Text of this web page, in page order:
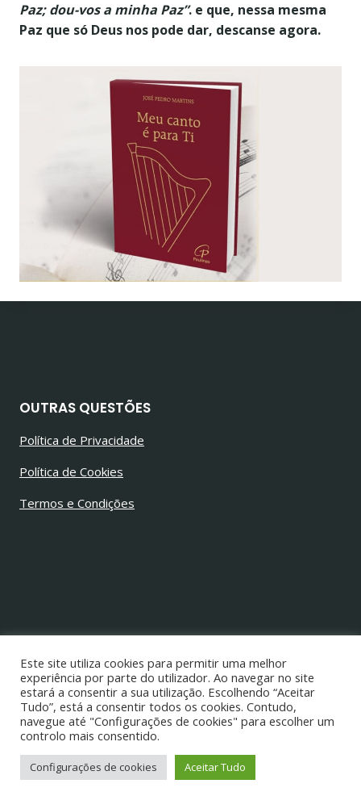
Paz; dou-vos a minha Paz”. e que, nessa mesma
Paz que só Deus nos pode dar, descanse agora.
OUTRAS QUESTÕES
Política de Privacidade
Política de Cookies
Termos e Condições
Todos os direitos reservados
Este site utiliza cookies para permitir uma melhor
experiência por parte do utilizador. Ao navegar no site
estará a consentir a sua utilização. Escolhendo “Aceitar
Tudo”, está a consentir todos os cookies. Contudo,
navegue até "Configurações de cookies" para escolher um
controlo mais consentido.
Configurações de cookies Aceitar Tudo